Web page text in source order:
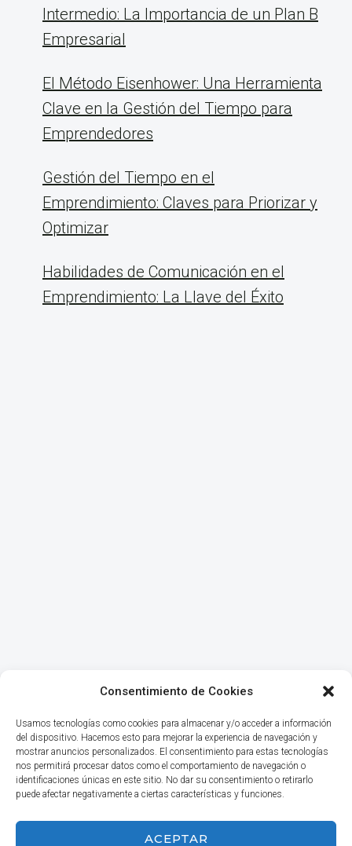
Consentimiento de Cookies
Usamos tecnologías como cookies para almacenar y/o acceder a información
del dispositivo. Hacemos esto para mejorar la experiencia de navegación y
mostrar anuncios personalizados. El consentimiento para estas tecnologías
nos permitirá procesar datos como el comportamiento de navegación o
identificaciones únicas en este sitio. No dar su consentimiento o retirarlo
puede afectar negativamente a ciertas características y funciones.
ACEPTAR
Intermedio: La Importancia de un Plan B
Empresarial
El Método Eisenhower: Una Herramienta
Clave en la Gestión del Tiempo para
Emprendedores
Gestión del Tiempo en el
Emprendimiento: Claves para Priorizar y
Optimizar
Habilidades de Comunicación en el
Emprendimiento: La Llave del Éxito
INICIO